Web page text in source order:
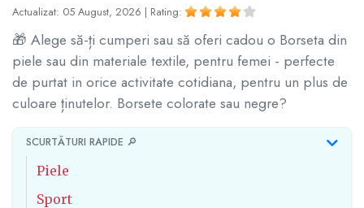
Actualizat: 05 August, 2026 | Rating:
🎁 Alege să-ți cumperi sau să oferi cadou o Borseta din
piele sau din materiale textile, pentru femei - perfecte
de purtat in orice activitate cotidiana, pentru un plus de
culoare ținutelor. Borsete colorate sau negre?
SCURTĂTURI RAPIDE 🔎
Piele
Sport